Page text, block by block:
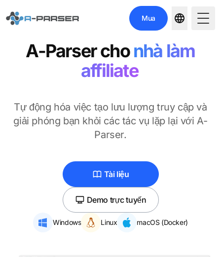
Mua
A-Parserchonhà làm
affiliate
Tự động hóa việc tạo lưu lượng truy cập và
giải phóng bạn khỏi các tác vụ lặp lại với A-
Parser.
Tài liệu
Demo trực tuyến
Windows Linux macOS (Docker)